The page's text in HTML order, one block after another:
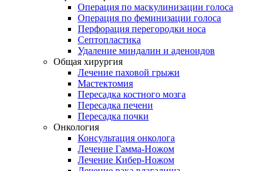
Операция по маскулинизации голоса
Операция по феминизации голоса
Перфорация перегородки носа
Септопластика
Удаление миндалин и аденоидов
Общая хирургия
Лечение паховой грыжи
Мастектомия
Пересадка костного мозга
Пересадка печени
Пересадка почки
Онкология
Консультация онколога
Лечение Гамма-Ножом
Лечение Кибер-Ножом